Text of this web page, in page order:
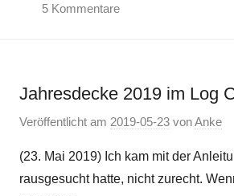
5 Kommentare
Jahresdecke 2019 im Log
Veröffentlicht am 2019-05-23 vonAnke
(23. Mai 2019) Ich kam mit der
rausgesucht hatte, nicht zurecht.